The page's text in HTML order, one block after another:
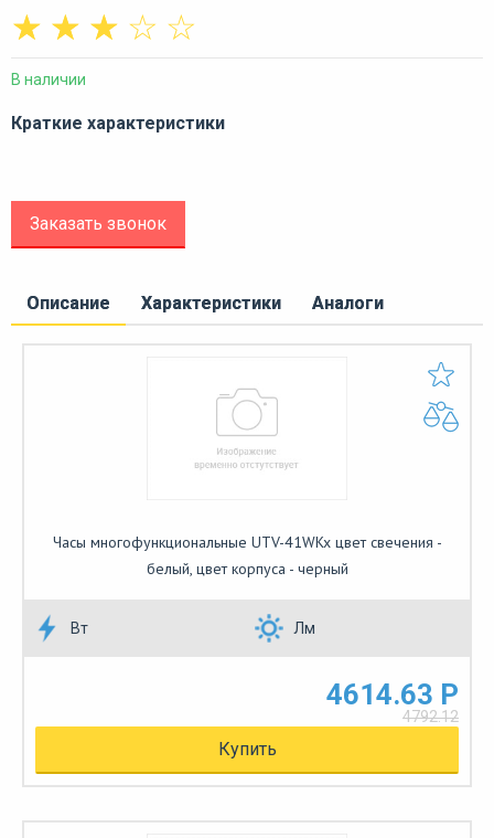
☆
☆
☆
☆
☆
В наличии
Краткие характеристики
Заказать звонок
Описание Характеристики Аналоги
Часы многофункциональные UTV-41WKx цвет свечения -
белый, цвет корпуса - черный
Вт Лм
4614.63 Р
4792.12
Купить